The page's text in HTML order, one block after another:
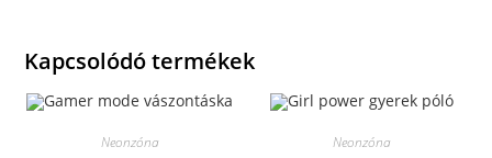
Kapcsolódó termékek
Neonzóna Neonzóna